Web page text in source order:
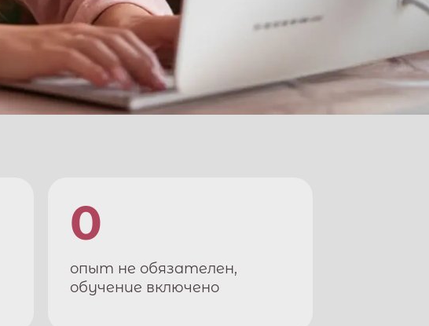
0
опыт не обязателен,
обучение включено